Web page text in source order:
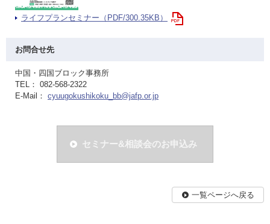
ライフプランセミナー（PDF/300.35KB）
お問合せ先
中国・四国ブロック事務所
TEL： 082-568-2322
E-Mail： cyuugokushikoku_bb@jafp.or.jp
セミナー&相談会のお申込み
一覧ページへ戻る